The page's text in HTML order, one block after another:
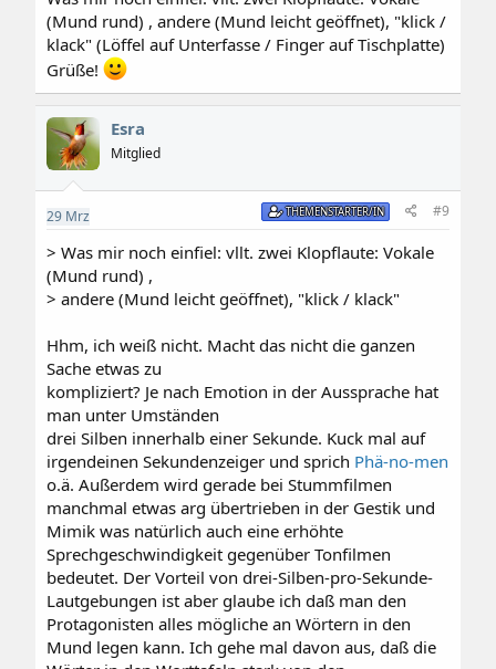
(Mund rund) , andere (Mund leicht geöffnet), "klick /
klack" (Löffel auf Unterfasse / Finger auf Tischplatte)
Grüße!
Esra
Mitglied
29 Mrz THEMENSTARTER/IN #9
> Was mir noch einfiel: vllt. zwei Klopflaute: Vokale
(Mund rund) ,
> andere (Mund leicht geöffnet), "klick / klack"
Hhm, ich weiß nicht. Macht das nicht die ganzen
Sache etwas zu
kompliziert? Je nach Emotion in der Aussprache hat
man unter Umständen
drei Silben innerhalb einer Sekunde. Kuck mal auf
irgendeinen Sekundenzeiger und sprich Phä-no-men
o.ä. Außerdem wird gerade bei Stummfilmen
manchmal etwas arg übertrieben in der Gestik und
Mimik was natürlich auch eine erhöhte
Sprechgeschwindigkeit gegenüber Tonfilmen
bedeutet. Der Vorteil von drei-Silben-pro-Sekunde-
Lautgebungen ist aber glaube ich daß man den
Protagonisten alles mögliche an Wörtern in den
Mund legen kann. Ich gehe mal davon aus, daß die